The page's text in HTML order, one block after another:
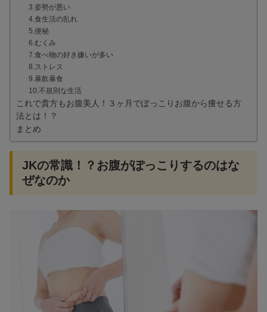
3.姿勢が悪い
4.食生活の乱れ
5.便秘
6.むくみ
7.食べ物の好き嫌いが多い
8.ストレス
9.暴飲暴食
10.不規則な生活
これで貴方もお腹美人！３ヶ月でぽっこりお腹から痩せる方
法とは！？
まとめ
JKの常識！？お腹がぽっこりするのはな
ぜなのか